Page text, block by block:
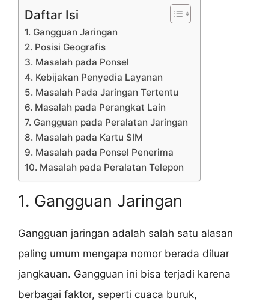
Daftar Isi
1. Gangguan Jaringan
2. Posisi Geografis
3. Masalah pada Ponsel
4. Kebijakan Penyedia Layanan
5. Masalah Pada Jaringan Tertentu
6. Masalah pada Perangkat Lain
7. Gangguan pada Peralatan Jaringan
8. Masalah pada Kartu SIM
9. Masalah pada Ponsel Penerima
10. Masalah pada Peralatan Telepon
1. Gangguan Jaringan
Gangguan jaringan adalah salah satu alasan
paling umum mengapa nomor berada diluar
jangkauan. Gangguan ini bisa terjadi karena
berbagai faktor, seperti cuaca buruk,